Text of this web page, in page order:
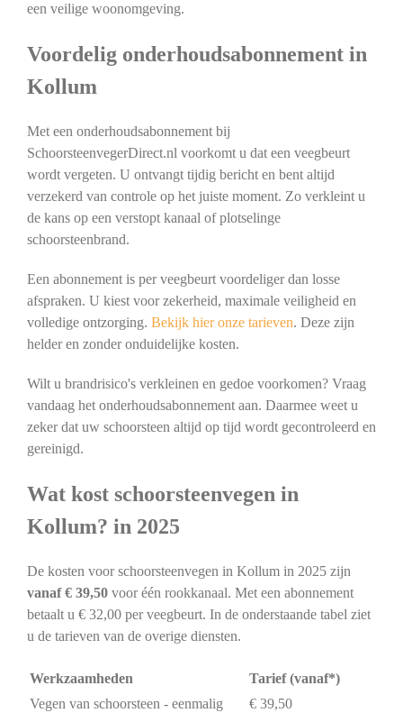
een veilige woonomgeving.
Voordelig onderhoudsabonnement in
Kollum
Met een onderhoudsabonnement bij
SchoorsteenvegerDirect.nl voorkomt u dat een veegbeurt
wordt vergeten. U ontvangt tijdig bericht en bent altijd
verzekerd van controle op het juiste moment. Zo verkleint u
de kans op een verstopt kanaal of plotselinge
schoorsteenbrand.
Een abonnement is per veegbeurt voordeliger dan losse
afspraken. U kiest voor zekerheid, maximale veiligheid en
volledige ontzorging. Bekijk hier onze tarieven. Deze zijn
helder en zonder onduidelijke kosten.
Wilt u brandrisico's verkleinen en gedoe voorkomen? Vraag
vandaag het onderhoudsabonnement aan. Daarmee weet u
zeker dat uw schoorsteen altijd op tijd wordt gecontroleerd en
gereinigd.
Wat kost schoorsteenvegen in
Kollum? in 2025
De kosten voor schoorsteenvegen in Kollum in 2025 zijn
vanaf € 39,50voor één rookkanaal. Met een abonnement
betaalt u € 32,00 per veegbeurt. In de onderstaande tabel ziet
u de tarieven van de overige diensten.
Werkzaamheden
Tarief (vanaf*)
Vegen van schoorsteen - eenmalig
€ 39,50